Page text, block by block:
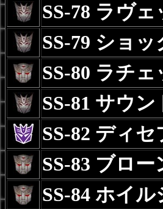
SS-78 ラヴェ
SS-79 ショ
SS-80 ラチェ
SS-81 サウ
SS-82 ディ
SS-83 ブロー
SS-84 ホイ